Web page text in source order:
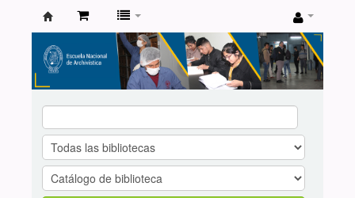
Catálogo
de
Biblioteca
ENA